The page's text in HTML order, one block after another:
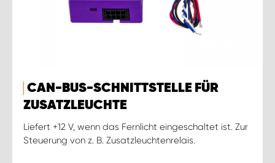
CAN-BUS-SCHNITTSTELLE FÜR
ZUSATZLEUCHTE
Liefert +12 V, wenn das Fernlicht eingeschaltet ist. Zur
Steuerung von z. B. Zusatzleuchtenrelais.